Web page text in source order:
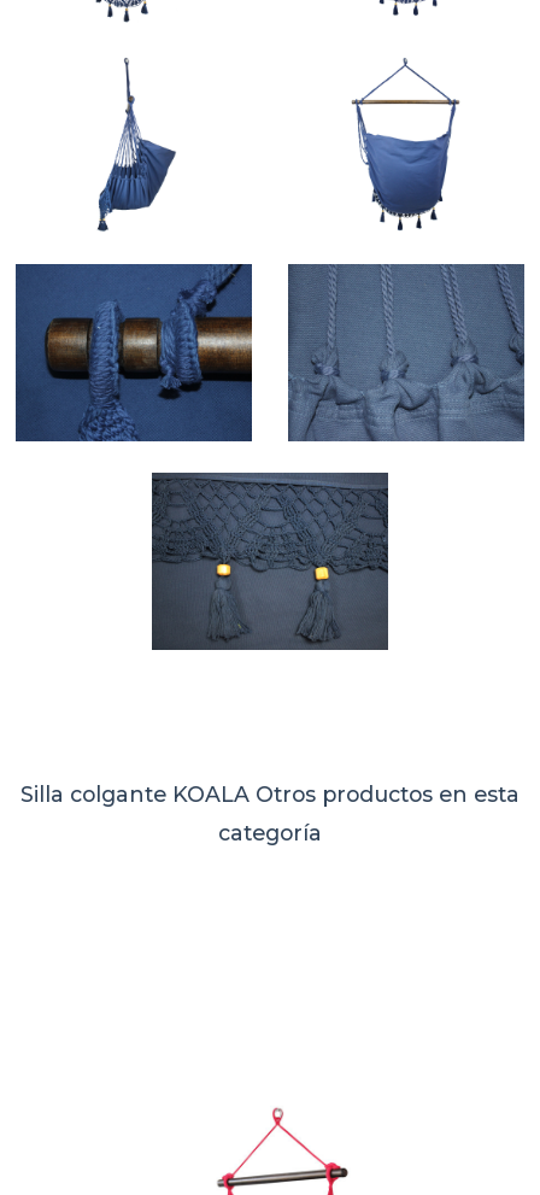
Silla colgante KOALA Otros productos en esta
categoría